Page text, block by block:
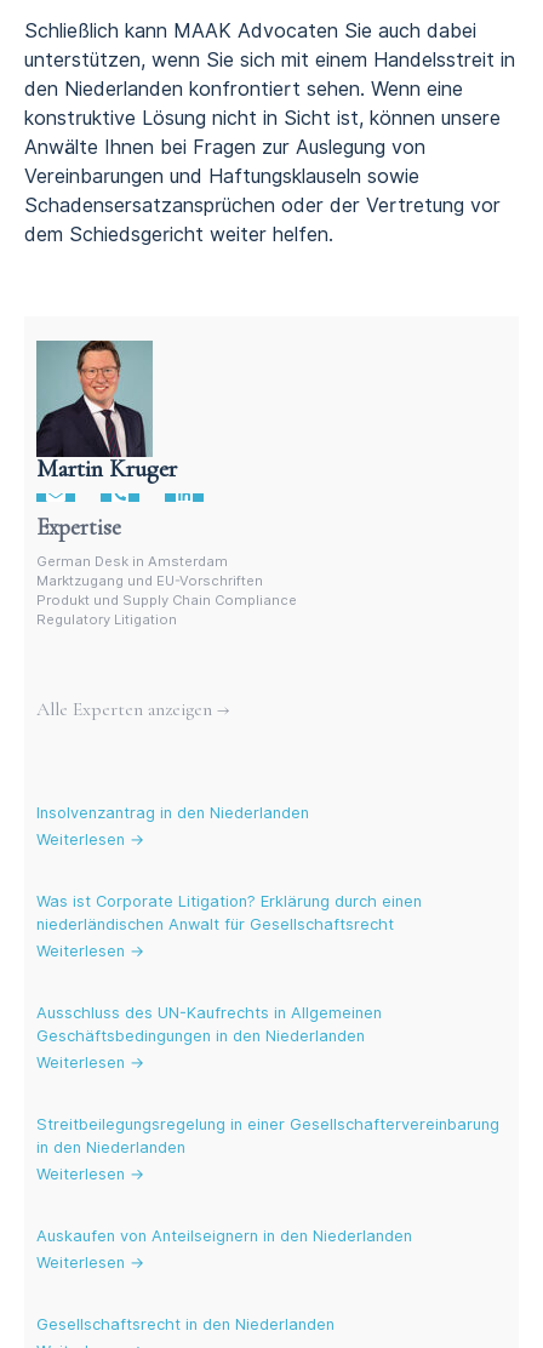
Schließlich kann MAAK Advocaten Sie auch dabei
unterstützen, wenn Sie sich mit einem Handelsstreit in
den Niederlanden konfrontiert sehen. Wenn eine
konstruktive Lösung nicht in Sicht ist, können unsere
Anwälte Ihnen bei Fragen zur Auslegung von
Vereinbarungen und Haftungsklauseln sowie
Schadensersatzansprüchen oder der Vertretung vor
dem Schiedsgericht weiter helfen.
Martin Kruger
Deutschsprachiger Anwalt in den Niederlanden
Expertise
German Desk in Amsterdam
Marktzugang und EU-Vorschriften
Produkt und Supply Chain Compliance
Regulatory Litigation
Weitere Experten
Alle Experten anzeigen →
Aktuelle Blogs
Insolvenzantrag in den Niederlanden
Weiterlesen →
Was ist Corporate Litigation? Erklärung durch einen
niederländischen Anwalt für Gesellschaftsrecht
Weiterlesen →
Ausschluss des UN-Kaufrechts in Allgemeinen
Geschäftsbedingungen in den Niederlanden
Weiterlesen →
Streitbeilegungsregelung in einer Gesellschaftervereinbarung
in den Niederlanden
Weiterlesen →
Auskaufen von Anteilseignern in den Niederlanden
Weiterlesen →
Gesellschafts­recht in den Niederlanden